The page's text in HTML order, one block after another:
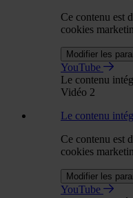
Ce contenu est
cookies
Modifier les
YouTube
Le contenu
Vidéo 2
Le contenu
Ce contenu est
cookies
Modifier les
YouTube